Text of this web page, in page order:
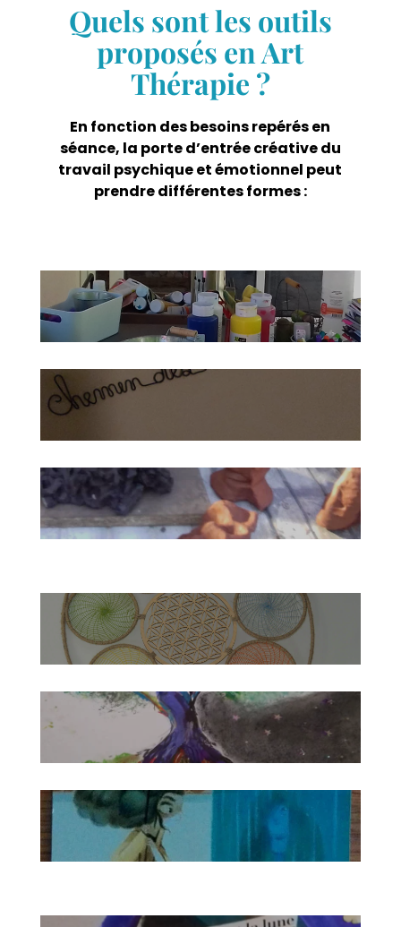
Quels sont les outils
proposés en Art
Thérapie ?
En fonction des besoins repérés en
séance, la porte d’entrée créative du
travail psychique et émotionnel peut
prendre différentes formes :